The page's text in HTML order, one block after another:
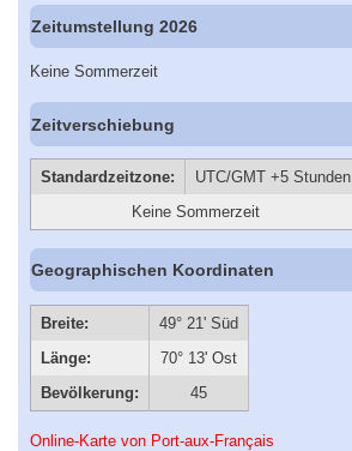
Zeitumstellung 2026
Keine Sommerzeit
Zeitverschiebung
Standardzeitzone:
UTC/GMT +5 Stunden
Keine Sommerzeit
Geographischen Koordinaten
Breite:
49° 21' Süd
Länge:
70° 13' Ost
Bevölkerung:
45
Online-Karte von Port-aux-Français